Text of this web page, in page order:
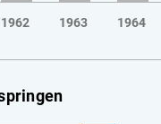
1962 1963 1964